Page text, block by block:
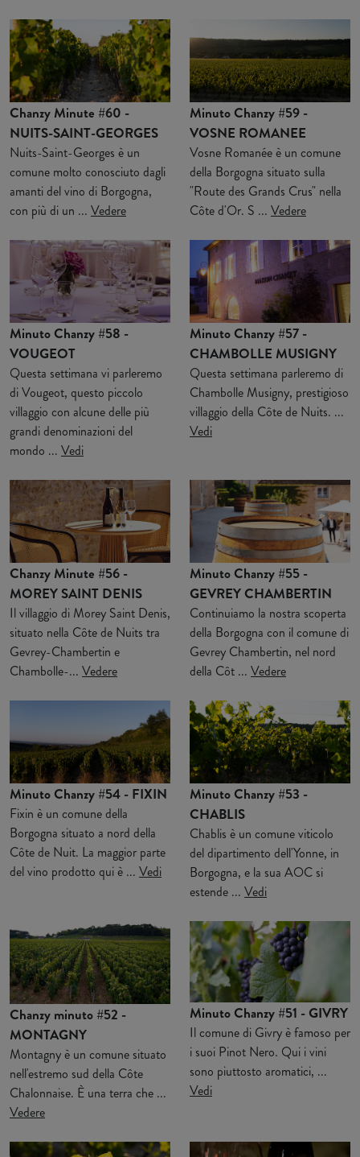
Chanzy Minute #60 -
NUITS-SAINT-GEORGES
Nuits-Saint-Georges è un
comune molto conosciuto dagli
amanti del vino di Borgogna,
con più di un ... Vedere
Minuto Chanzy #59 -
VOSNE ROMANEE
Vosne Romanée è un comune
della Borgogna situato sulla
"Route des Grands Crus" nella
Côte d'Or. S ... Vedere
Minuto Chanzy #58 -
VOUGEOT
Questa settimana vi parleremo
di Vougeot, questo piccolo
villaggio con alcune delle più
grandi denominazioni del
mondo ... Vedi
Minuto Chanzy #57 -
CHAMBOLLE MUSIGNY
Questa settimana parleremo di
Chambolle Musigny, prestigioso
villaggio della Côte de Nuits. ...
Vedi
Chanzy Minute #56 -
MOREY SAINT DENIS
Il villaggio di Morey Saint Denis,
situato nella Côte de Nuits tra
Gevrey-Chambertin e
Chambolle-... Vedere
Minuto Chanzy #55 -
GEVREY CHAMBERTIN
Continuiamo la nostra scoperta
della Borgogna con il comune di
Gevrey Chambertin, nel nord
della Côt ... Vedere
Minuto Chanzy #54 - FIXIN
Fixin è un comune della
Borgogna situato a nord della
Côte de Nuit. La maggior parte
del vino prodotto qui è ... Vedi
Minuto Chanzy #53 -
CHABLIS
Chablis è un comune viticolo
del dipartimento dell'Yonne, in
Borgogna, e la sua AOC si
estende ... Vedi
Chanzy minuto #52 -
MONTAGNY
Montagny è un comune situato
nell'estremo sud della Côte
Chalonnaise. È una terra che ...
Vedere
Minuto Chanzy #51 - GIVRY
Il comune di Givry è famoso per
i suoi Pinot Nero. Qui i vini
sono piuttosto aromatici, ...
Vedi